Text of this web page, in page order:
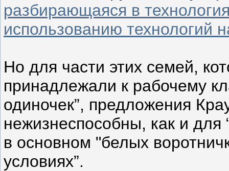
разбирающаяся в
использованию технологий
Но для части этих семей,
принадлежали к рабочему
одиночек”, предложения
нежизнеспособны, как и для
в основном "белых
условиях”.